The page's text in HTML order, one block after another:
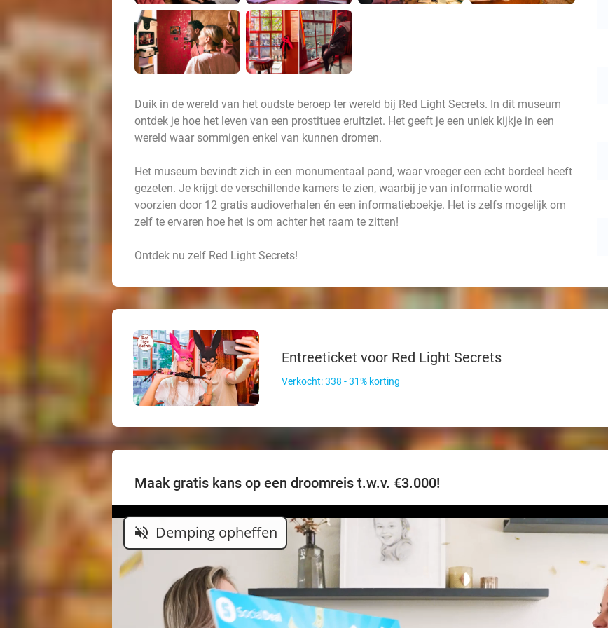
Duik in de wereld van het oudste beroep ter wereld bij Red Light Secrets. In dit museum
ontdek je hoe het leven van een prostituee eruitziet. Het geeft je een uniek kijkje in een
wereld waar sommigen enkel van kunnen dromen.
Het museum bevindt zich in een monumentaal pand, waar vroeger een echt bordeel heeft
gezeten. Je krijgt de verschillende kamers te zien, waarbij je van informatie wordt
voorzien door 12 gratis audioverhalen én een informatieboekje. Het is zelfs mogelijk om
zelf te ervaren hoe het is om achter het raam te zitten!
Ontdek nu zelf Red Light Secrets!
Entreeticket voor Red Light Secrets
Verkocht: 338 - 31% korting
Maak gratis kans op een droomreis t.w.v. €3.000!
volume_off Demping opheffen